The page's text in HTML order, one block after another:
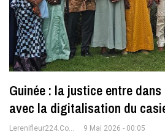
Guinée : la justice entre dans
avec la digitalisation du
Lerenifleur224.com 9 Mai 2026 - 00:05